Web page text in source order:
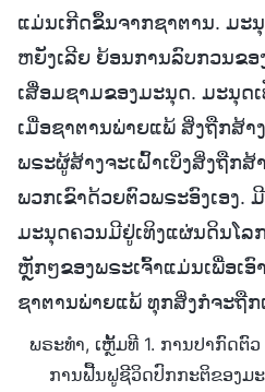
ແມ່ນເກີດຂຶ້ນຈາກຊາຕານ. ມ
ຫຍັງເລີຍ ຍ້ອນການລົບກວນຂອ
ເສື່ອມຊາມຂອງມະນຸດ. ມະນຸດ
ເມື່ອຊາຕານພ່າຍແພ້ ສິ່ງຖືກສ້
ພຣະຜູ້ສ້າງຈະເຝົ້າເບິ່ງສິ່ງຖືກ
ພວກເຂົາດ້ວຍຕົວພຣະອົງເອງ.
ມະນຸດຄວນມີຢູ່ເທິງແຜ່ນດິນໂລ
ຫຼັກໆຂອງພຣະເຈົ້າແມ່ນເພື່ອເ
ຊາຕານພ່າຍແພ້ ທຸກສິ່ງກໍຈະຖືກ
ພຣະທຳ, ເຫຼັ້ມທີ 1. ການປາກົດຕົ
ການຟື້ນຟູຊີວິດປົກກະຕິຂອງມ